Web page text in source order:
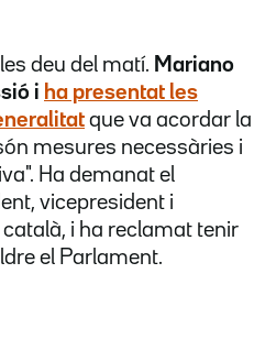
deu del matí. Mariano
i ha presentat les
que va acordar la
mesures necessàries i
Ha demanat el
vicepresident i
i ha reclamat tenir
el Parlament.